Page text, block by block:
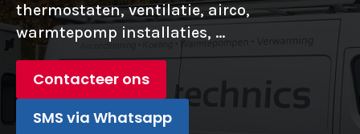
thermostaten, ventilatie, airco,
warmtepomp installaties, ...
Contacteer ons
SMS via Whatsapp